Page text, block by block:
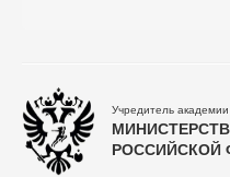
Учредитель академии
РОССИЙСКОЙ